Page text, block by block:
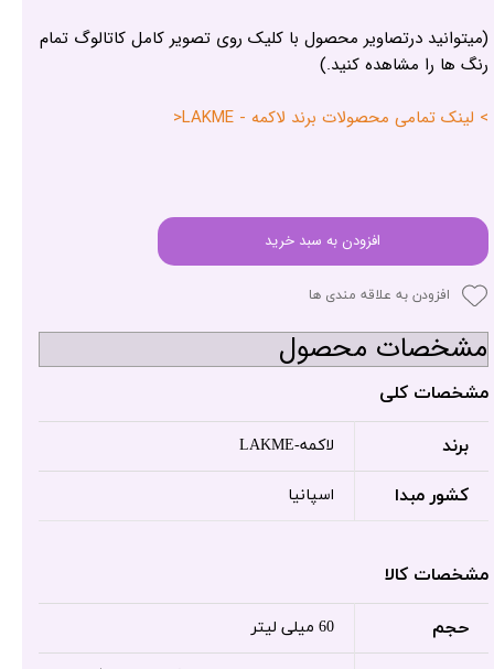
(میتوانید درتصاویر محصول با کلیک روی تصویر کامل کاتالوگ تمام
رنگ ها را مشاهده کنید.)
> لینک تمامی محصولات برند لاکمه - LAKME<
افزودن به سبد خرید
افزودن به علاقه مندی ها
مشخصات محصول
مشخصات کلی
برند لاکمه-LAKME
کشور مبدا اسپانیا
مشخصات کالا
حجم 60 میلی لیتر